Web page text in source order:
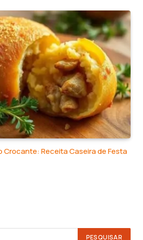
Crocante: Receita Caseira de Festa